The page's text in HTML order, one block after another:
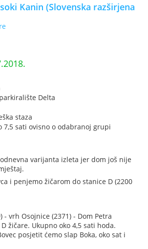
Kanin (Slovenska razširjena
parkiralište Delta
staza
7,5 sati ovisno o odabranoj grupi
varijanta izleta jer dom još nije
i penjemo žičarom do stanice D (2200
- vrh Osojnice (2371) - Dom Petra
žičare. Ukupno oko 4,5 sati hoda.
posjetit ćemo slap Boka, oko sat i